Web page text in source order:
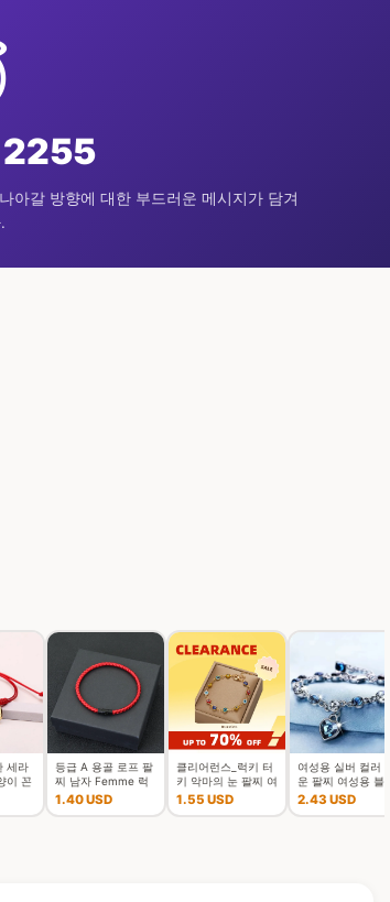
2255
아갈 방향에 대한 부드러운 메시지가 담겨
세라
이 꼰
물 새
로 짠
등급 A 용골 로프 팔
찌 남자 Femme 럭
키 레드 스레드
Braclet 유치 Mirco
1.40 USD
클리어런스_럭키 터
키 악마의 눈 팔찌 여
성용 남성용 화려한
1.55 USD
여성용 실버 컬러 행
운 팔찌 여성용 블루
크리스탈 하트 참 팔
2.43 USD